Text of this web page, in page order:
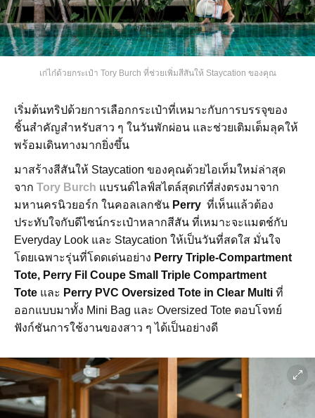
เก่ไก๋ด้วยกระเป๋า Tory Burch ที่ช่วยเพิ่มสีสันให้ Staycation ของคุณ
เริ่มต้นทริปด้วยการเลือกกระเป๋าที่เหมาะกับการบรรจุของ
ชิ้นสำคัญสำหรับสาว ๆ ในวันพักผ่อน และช่วยเติมเต็มลุคให้
พร้อมเดินทางมากยิ่งขึ้น
มาสร้างสีสันให้ Staycation ของคุณด้วยไอเท็มใหม่ล่าสุด
จาก Tory Burch แบรนด์ไลฟ์สไตล์สุดเก๋ที่ส่งตรงมาจาก
มหานครนิวยอร์ก ในคอลเลกชัน Perry ที่เห็นแล้วต้อง
ประทับใจกับดีไซน์กระเป๋าหลากสีสัน ที่เหมาะจะแมตช์กับ
Everyday Look และ Staycation ให้เป็นวันที่สดใส มั่นใจ
โดยเฉพาะรุ่นที่โดดเด่นอย่าง Perry Triple-Compartment
Tote, Perry Fil Coupe Small Triple Compartment
Tote และ Perry PVC Oversized Tote in Clear Multi ที่
ออกแบบมาทั้ง Mini Bag และ Oversized Tote ตอบโจทย์
ฟังก์ชันการใช้งานของสาว ๆ ได้เป็นอย่างดี